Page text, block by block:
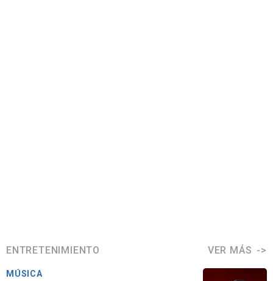
ENTRETENIMIENTO VER MÁS
MÚSICA